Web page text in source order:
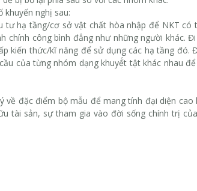
khuyến nghị sau:
tư hạ tầng/cơ sở vật chất hòa nhập để NKT
chính công bình đẳng như những người khác.
kiến thức/kĩ năng để sử dụng các hạ tầng đó.
của từng nhóm dạng khuyế́t tật khác nhau
về đặc điểm bộ mẫu để mang tính đại diện
tài sản, sự tham gia vào đời sống chính trị